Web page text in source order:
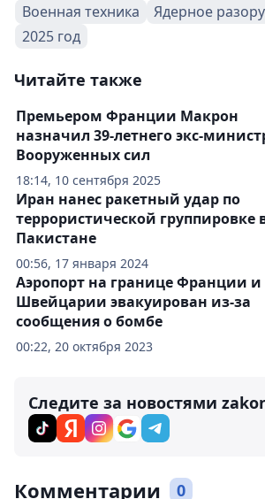
Военная техника
Ядерное
2025 год
Читайте также
18:14, 10 сентября 2025
Премьером Франции Макрон
назначил 39-летнего экс-
Вооруженных сил
00:56, 17 января 2024
Иран нанес ракетный удар по
террористической группировке
Пакистане
00:22, 20 октября 2023
Аэропорт на границе Франции и
Швейцарии эвакуирован из-за
сообщения о бомбе
Следите за новостями
Комментарии 0